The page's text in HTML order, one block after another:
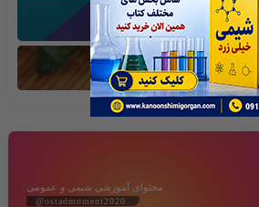
محتوای آموزشی شیمی و عمومی
@ostadmomeni2020